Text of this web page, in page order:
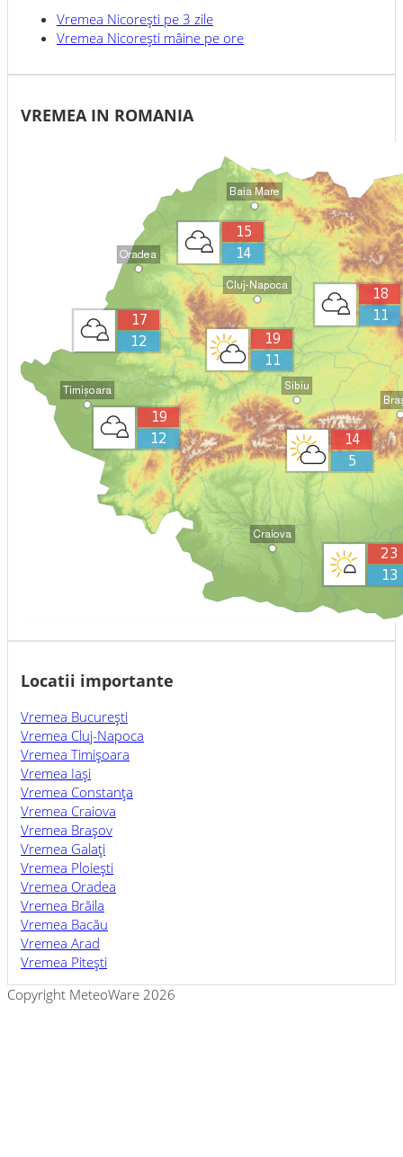
Vremea Nicoreşti pe 3 zile
Vremea Nicoreşti mâine pe ore
VREMEA IN ROMANIA
Locatii importante
Vremea Bucureşti
Vremea Cluj-Napoca
Vremea Timişoara
Vremea Iaşi
Vremea Constanţa
Vremea Craiova
Vremea Braşov
Vremea Galaţi
Vremea Ploieşti
Vremea Oradea
Vremea Brăila
Vremea Bacău
Vremea Arad
Vremea Piteşti
Copyright MeteoWare 2026